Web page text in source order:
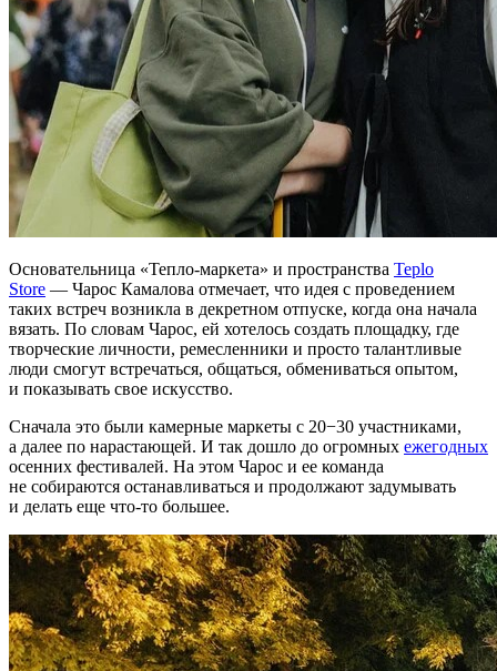
Основательница «Тепло-маркета» и пространства Teplo
Store — Чарос Камалова отмечает, что идея с проведением
таких встреч возникла в декретном отпуске, когда она начала
вязать. По словам Чарос, ей хотелось создать площадку, где
творческие личности, ремесленники и просто талантливые
люди смогут встречаться, общаться, обмениваться опытом,
и показывать свое искусство.
Сначала это были камерные маркеты с 20−30 участниками,
а далее по нарастающей. И так дошло до огромных ежегодных
осенних фестивалей. На этом Чарос и ее команда
не собираются останавливаться и продолжают задумывать
и делать еще что-то большее.